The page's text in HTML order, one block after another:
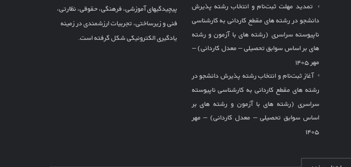
پیچیدگیهای آموزشی، فرهنگی، حقوقی، نظارتی،
فنی و زیرساختی، تجربیات ارزشمندی در زمینه
یادگیری الکترونیکی شکل گرفته است.
تمدید مهلت ثبت‌نام و انتخاب رشته پذیرش
دانشجو در رشته های مقطع کاردانی به کارشناسی
ناپیوسته سراسری (رشته های با آزمون و رشته
های بر اساس سوابق تحصیلی – معدل کاردانی) –
مهر ۱۴۰۵
آغاز ثبت‌نام و انتخاب رشته پذیرش دانشجو در
رشته های مقطع کاردانی به کارشناسی ناپیوسته
سراسری (رشته های با آزمون و رشته های بر
اساس سوابق تحصیلی – معدل کاردانی) – مهر
۱۴۰۵